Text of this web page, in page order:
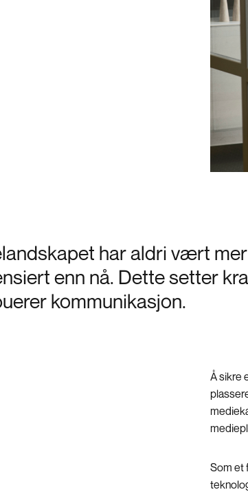
har aldri vært
enn nå. Dette setter
kommunikasjon.
Å sikre
Som et